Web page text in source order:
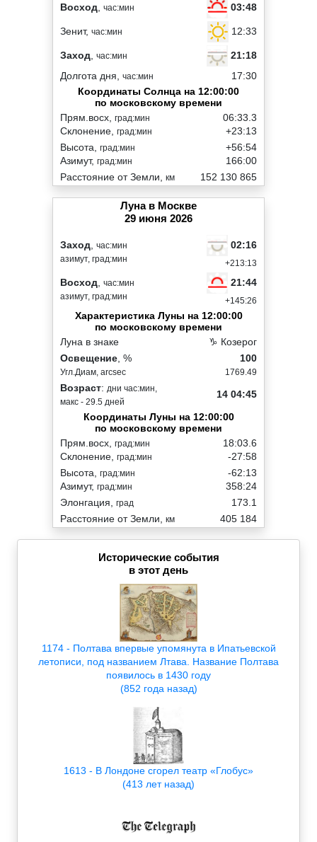
Восход час:мин 03:48
Зенит, час:мин 12:33
Заход час:мин
21:18
Долгота дня, час:мин
17:30
Координаты Солнца на 12:00:00
по московскому времени
Прям.восх, град:мин
Склонение, град:мин
06:33.3
+23:13
Высота, град:мин
Азимут, град:мин
+56:54
166:00
Расстояние от Земли, км 152 130 865
Луна в Москве
29 июня 2026
Заход час:мин
азимут, град:мин
02:16
+213:13
Восход час:мин
азимут, град:мин
21:44
+145:26
Характеристика Луны на 12:00:00
по московскому времени
Луна в знаке
♑ Козерог
Освещение , %
Угл.Диам, arcsec
100
1769.49
Возраст: дни час:мин,
макс - 29.5 дней
14 04:45
Координаты Луны на 12:00:00
по московскому времени
Прям.восх, град:мин
Склонение, град:мин
18:03.6
-27:58
Высота, град:мин
Азимут, град:мин
-62:13
358:24
Элонгация, град
173.1
Расстояние от Земли, км 405 184
Исторические события
в этот день
1174 - Полтава впервые упомянута в Ипатьевской
летописи, под названием Лтава. Название Полтава
появилось в 1430 году
(852 года назад)
1613 - В Лондоне сгорел театр «Глобус»
(413 лет назад)